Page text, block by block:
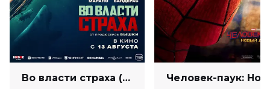
Во власти страха (18+)